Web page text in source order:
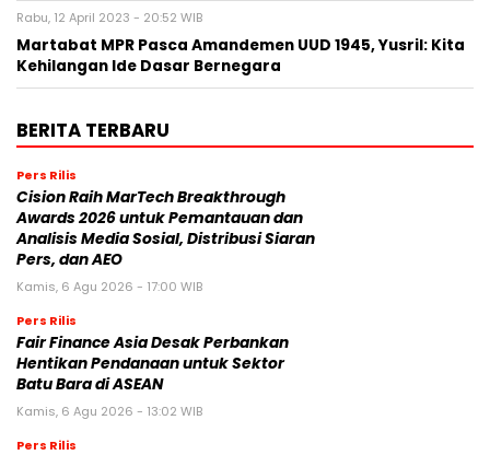
Rabu, 12 April 2023 - 20:52 WIB
Martabat MPR Pasca Amandemen UUD 1945, Yusril: Kita
Kehilangan Ide Dasar Bernegara
BERITA TERBARU
Pers Rilis
Cision Raih MarTech Breakthrough
Awards 2026 untuk Pemantauan dan
Analisis Media Sosial, Distribusi Siaran
Pers, dan AEO
Kamis, 6 Agu 2026 - 17:00 WIB
Pers Rilis
Fair Finance Asia Desak Perbankan
Hentikan Pendanaan untuk Sektor
Batu Bara di ASEAN
Kamis, 6 Agu 2026 - 13:02 WIB
Pers Rilis